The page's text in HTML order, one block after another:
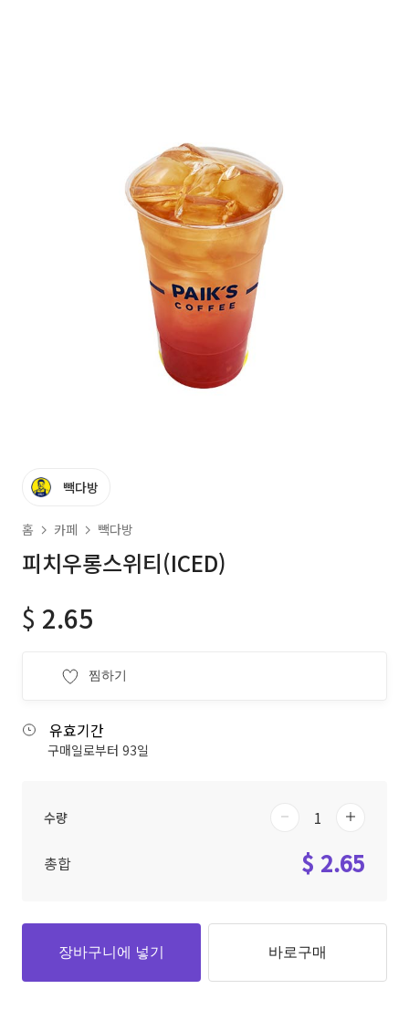
빽다방
홈 카페 빽다방
피치우롱스위티(ICED)
$ 2.65
찜하기
유효기간
구매일로부터 93일
수량
총합 $ 2.65
장바구니에 넣기 바로구매